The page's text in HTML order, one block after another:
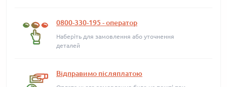
0800-330-195 - оператор
Наберіть для замовлення або уточнення
деталей
Відправимо післяплатою